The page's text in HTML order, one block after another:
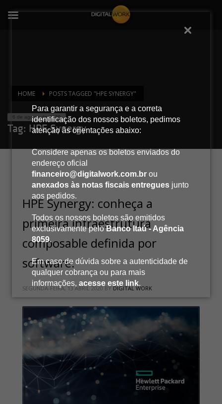
Para garantir a segurança e a correta
identificação dos nossos boletos, pedimos
atenção às orientações abaixo:
Considere apenas os boletos enviados do
endereço oficial
financeiro@digitalwork.com.br ou
anexados às notas fiscais entregues junto
aos pedidos.
Todos os nossos boletos são emitidos
exclusivamente peloBanco Itaú - Agência
8059.
Em caso de dúvida sobre a autenticidade de
qualquer cobrança ou para mais
informações, acesse este link.
HOME POSTS TAGGED "HPE SYNERGY"
6 de agosto de 2026
Tag: HPE Synergy
HPE Synergy: conheça a
primeira infraestrutura
composable definida por
software.
SEGUNDA-FEIRA, 13 ABRIL 2020 BY DIGITAL WORK